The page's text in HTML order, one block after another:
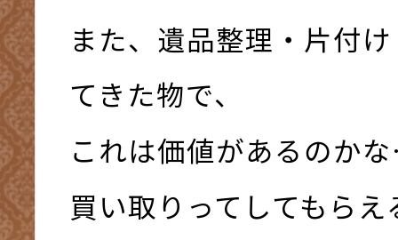
また、遺品整理・片付
てきた物で、
これは価値があるのか
買い取りってしてもら